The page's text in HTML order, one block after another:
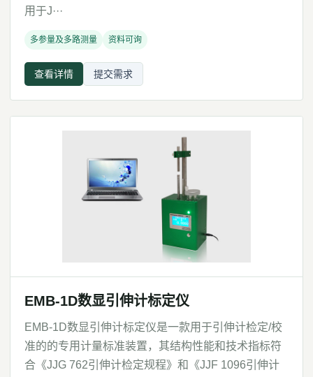
用于J···
多参量及多路测量 资料可询
查看详情 提交需求
EMB-1D数显引伸计标定仪
EMB-1D数显引伸计标定仪是一款用于引伸计检定/校
准的的专用计量标准装置，其结构性能和技术指标符
合《JJG 762引伸计检定规程》和《JJF 1096引伸计